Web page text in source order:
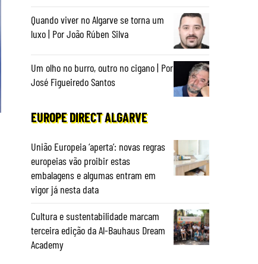
Quando viver no Algarve se torna um
luxo | Por João Rúben Silva
Um olho no burro, outro no cigano | Por
José Figueiredo Santos
EUROPE DIRECT ALGARVE
União Europeia ‘aperta’: novas regras
europeias vão proibir estas
embalagens e algumas entram em
vigor já nesta data
Cultura e sustentabilidade marcam
terceira edição da Al-Bauhaus Dream
Academy